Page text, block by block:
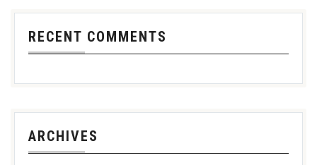
RECENT COMMENTS
ARCHIVES